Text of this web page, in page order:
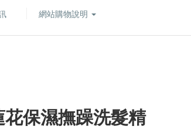
網站購物說明
花保濕撫躁洗髮精